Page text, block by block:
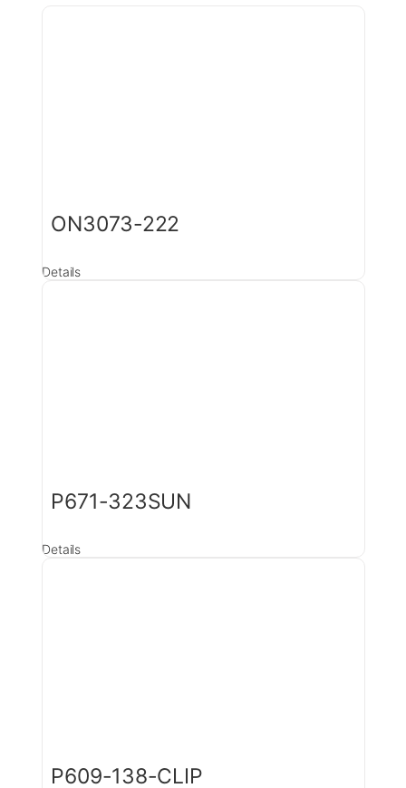
ON3073-222
Details
P671-323SUN
Details
P609-138-CLIP